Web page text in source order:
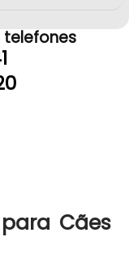
Cães